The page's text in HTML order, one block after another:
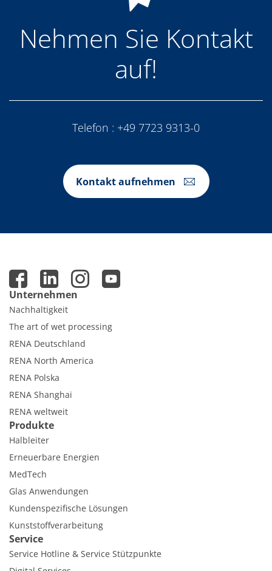
Nehmen Sie Kontakt
auf!
Telefon : +49 7723 9313-0
Kontakt aufnehmen
Unternehmen
Nachhaltigkeit
The art of wet processing
RENA Deutschland
RENA North America
RENA Polska
RENA Shanghai
RENA weltweit
Produkte
Halbleiter
Erneuerbare Energien
MedTech
Glas Anwendungen
Kundenspezifische Lösungen
Kunststoffverarbeitung
Service
Service Hotline & Service Stützpunkte